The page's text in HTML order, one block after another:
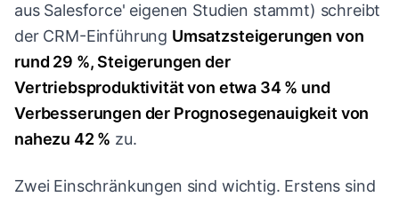
aus Salesforce' eigenen Studien stammt) schreibt
der CRM-Einführung Umsatzsteigerungen von
rund 29 %, Steigerungen der
Vertriebsproduktivität von etwa 34 % und
Verbesserungen der Prognosegenauigkeit von
nahezu 42 % zu.
Zwei Einschränkungen sind wichtig. Erstens sind